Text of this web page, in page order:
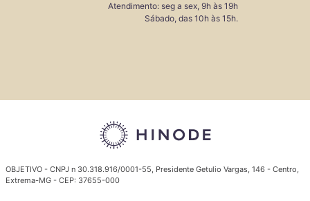
Atendimento: seg a sex, 9h às 19h
Sábado, das 10h às 15h.
OBJETIVO - CNPJ n 30.318.916/0001-55, Presidente Getulio Vargas, 146 - Centro,
Extrema-MG - CEP: 37655-000